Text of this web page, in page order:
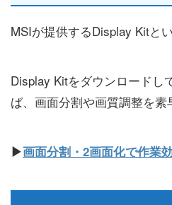
MSIが提供するDisplay Kitと
Display Kitをダウンロードし
ば、画面分割や画質調整を素
▶画面分割・2画面化で作業